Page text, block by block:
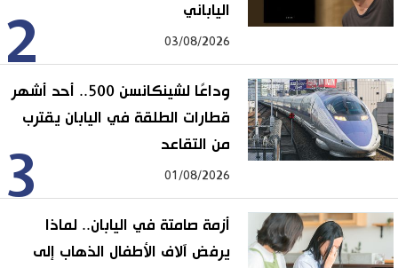
2
الياباني
03/08/2026
3
وداعًا لشينكانسن 500.. أحد أشهر
قطارات الطلقة في اليابان يقترب
من التقاعد
01/08/2026
أزمة صامتة في اليابان.. لماذا
يرفض آلاف الأطفال الذهاب إلى